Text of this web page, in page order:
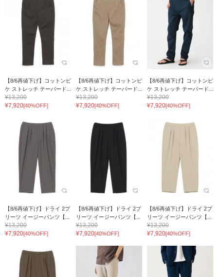
【8/6再値下げ】コットンピ
ケ ストレッチ テーパード...
¥13,200
¥7,920[40%OFF]
【8/6再値下げ】コットンピ
ケ ストレッチ テーパード...
¥13,200
¥7,920[40%OFF]
【8/6再値下げ】コットンピ
ケ ストレッチ テーパード...
¥13,200
¥7,920[40%OFF]
【8/6再値下げ】ドライ 2プ
リーツ イージーパンツ【...
¥13,200
¥7,920[40%OFF]
【8/6再値下げ】ドライ 2プ
リーツ イージーパンツ【...
¥13,200
¥7,920[40%OFF]
【8/6再値下げ】ドライ 2プ
リーツ イージーパンツ【...
¥13,200
¥7,920[40%OFF]